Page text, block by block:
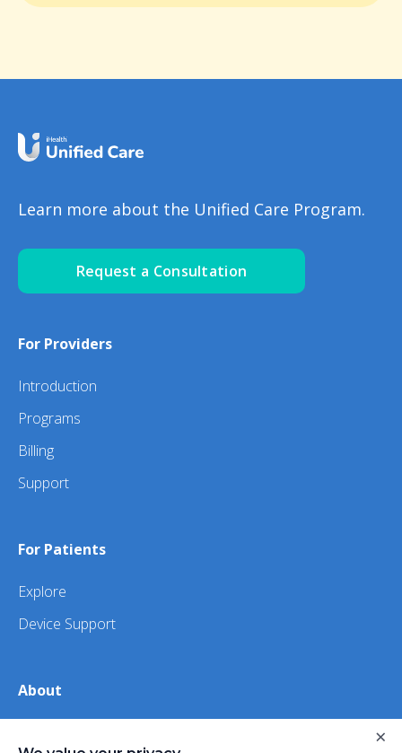
Learn more about the Unified Care Program.
Request a Consultation
For Providers
Introduction
Programs
Billing
Support
For Patients
Explore
Device Support
About
×